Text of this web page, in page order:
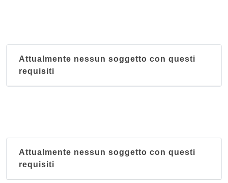
Attualmente nessun soggetto con questi
requisiti
Attualmente nessun soggetto con questi
requisiti